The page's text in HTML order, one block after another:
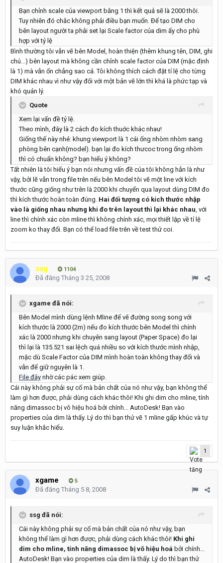
Bạn chỉnh scale của viewport bằng 1 thì kết quả sẽ là 2000 thôi.
Tuy nhiên đó chắc không phải điều bạn muốn. Để tạo DIM cho
bên layout người ta phải set lại Scale factor của dim ấy cho phù
hợp với tỷ lệ
Bình thường tôi vẫn vẽ bên Model, hoàn thiện (thêm khung tên, DIM, ghi
chú...) bên layout mà không cần chỉnh scale factor của DIM (mặc định
là 1) mà vẫn ổn chẳng sao cả. Tôi không thích cách đặt tỉ lệ cho từng
DIM khác nhau vì như vậy đối với một bản vẽ lớn thì khá là phức tạp và
khó quản lý.
Quote
Xem lại vấn đề tỷ lệ.
Theo mình, đây là 2 cách đo kích thuớc khác nhau!
Giống thế này nhé: khung viewport là 1 cái ống nhòm nhòm sang
phòng bên cạnh(model). bạn lại đo kích thưcoc trong ống nhòm
thì có chuẩn không? bạn hiểu ý không?
Tất nhiên là tôi hiểu ý bạn nói nhưng vấn đề của tôi không hẳn là như
vậy, bởi lẽ vẫn trong file trên nếu bên Model tôi vẽ một line với kích
thước cũng giống như trên là 2000 khi chuyển qua layout dùng DIM đo
thì kích thước hoàn toàn đúng. Hai đối tượng có kích thước nhập
vào là giống nhau nhưng khi đo trên layout thì lại khác nhau, với
line thì chính xác còn mline thì không chính xác, mọi thiết lập về tỉ lệ
zoom ko thay đổi. Bạn có thể load file trên về test thử coi.
ssg 1104
Đã đăng Tháng 3 25, 2008
xgame đã nói:
Bên Model mình dùng lệnh Mline để vẽ đường song song với
kích thước là 2000 (2m) nếu đo kích thước bên Model thì chính
xác là 2000 nhưng khi chuyên sang layout (Paper Space) đo lại
thì lại là 135.521 sai lệch quá nhiều so với kích thước mình nhập,
mặc dù Scale Factor của DIM mình hoàn toàn không thay đổi và
vẫn để giữ nguyên là 1.
File đây nhờ các pác xem giúp.
Cái này không phải sự cố mà bản chất của nó như vậy, bạn không thể
làm gì hơn được, phải dùng cách khác thôi! Khi ghi dim cho mline, tính
năng dimassoc bị vô hiệu hoá bởi chính... AutoDesk! Bạn vào
properties của dim là thấy. Lý do thì bạn thử vẽ 1 mline gấp khúc và tự
suy luận khắc hiểu.
1
xgame 5
Đã đăng Tháng 5 8, 2008
ssg đã nói:
Cái này không phải sự cố mà bản chất của nó như vậy, bạn
không thể làm gì hơn được, phải dùng cách khác thôi! Khi ghi
dim cho mline, tính năng dimassoc bị vô hiệu hoá bởi chính...
AutoDesk! Bạn vào properties của dim là thấy. Lý do thì bạn thử